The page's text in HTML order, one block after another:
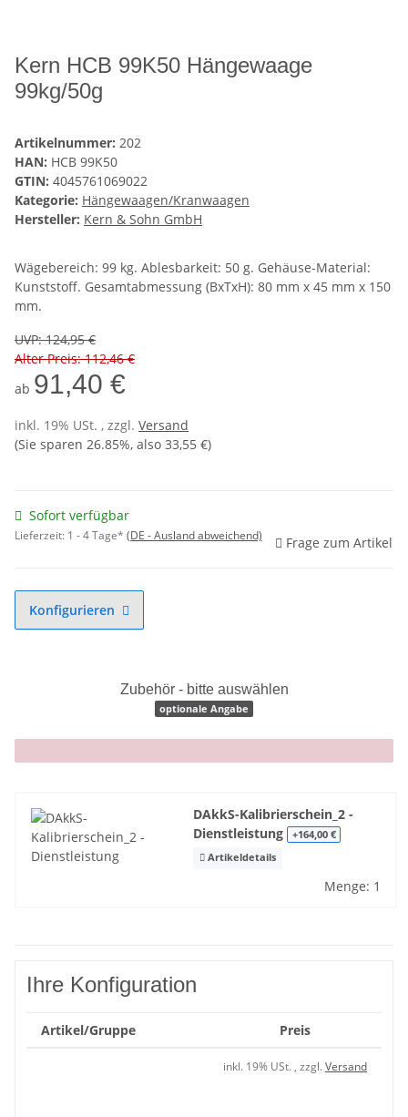
Kern HCB 99K50 Hängewaage
99kg/50g
Artikelnummer: 202
HAN: HCB 99K50
GTIN: 4045761069022
Kategorie: Hängewaagen/Kranwaagen
Hersteller: Kern & Sohn GmbH
Wägebereich: 99 kg. Ablesbarkeit: 50 g. Gehäuse-Material:
Kunststoff. Gesamtabmessung (BxTxH): 80 mm x 45 mm x 150
mm.
UVP:124,95 €
Alter Preis: 112,46 €
ab 91,40 €
inkl. 19% USt. , zzgl. Versand
(Sie sparen 26.85%, also 33,55 €)
Sofort verfügbar
Lieferzeit: 1 - 4 Tage* (DE - Ausland abweichend) Frage zum Artikel
Konfigurieren
Zubehör - bitte auswählen
optionale Angabe
x
DAkkS-Kalibrierschein_2 -
Dienstleistung +164,00 €
Artikeldetails
Menge: 1
Ihre Konfiguration
Artikel/Gruppe Preis
inkl. 19% USt. , zzgl.Versand